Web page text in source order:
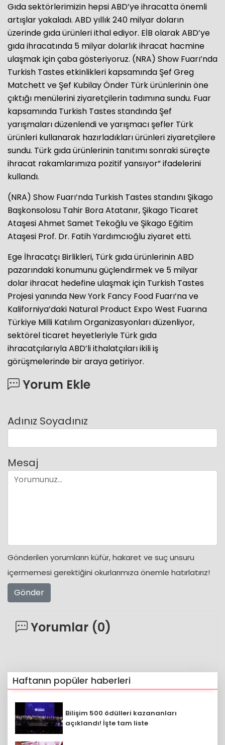
Gıda sektörlerimizin hepsi ABD’ye ihracatta önemli
artışlar yakaladı. ABD yıllık 240 milyar doların
üzerinde gıda ürünleri ithal ediyor. EİB olarak ABD’ye
gıda ihracatında 5 milyar dolarlık ihracat hacmine
ulaşmak için çaba gösteriyoruz. (NRA) Show Fuarı’nda
Turkish Tastes etkinlikleri kapsamında Şef Greg
Matchett ve Şef Kubilay Önder Türk ürünlerinin öne
çıktığı menülerini ziyaretçilerin tadımına sundu. Fuar
kapsamında Turkish Tastes standında Şef
yarışmaları düzenlendi ve yarışmacı şefler Türk
ürünleri kullanarak hazırladıkları ürünleri ziyaretçilere
sundu. Türk gıda ürünlerinin tanıtımı sonraki süreçte
ihracat rakamlarımıza pozitif yansıyor” ifadelerini
kullandı.
(NRA) Show Fuarı’nda Turkish Tastes standını Şikago
Başkonsolosu Tahir Bora Atatanır, Şikago Ticaret
Ataşesi Ahmet Samet Tekoğlu ve Şikago Eğitim
Ataşesi Prof. Dr. Fatih Yardımcıoğlu ziyaret etti.
Ege İhracatçı Birlikleri, Türk gıda ürünlerinin ABD
pazarındaki konumunu güçlendirmek ve 5 milyar
dolar ihracat hedefine ulaşmak için Turkish Tastes
Projesi yanında New York Fancy Food Fuarı’na ve
Kaliforniya’daki Natural Product Expo West Fuarına
Türkiye Milli Katılım Organizasyonları düzenliyor,
sektörel ticaret heyetleriyle Türk gıda
ihracatçılarıyla ABD’li ithalatçıları ikili iş
görüşmelerinde bir araya getiriyor.
Yorum Ekle
Adınız Soyadınız
Mesaj
Gönderilen yorumların küfür, hakaret ve suç unsuru
içermemesi gerektiğini okurlarımıza önemle hatırlatırız!
Gönder
Yorumlar (0)
Haftanın popüler haberleri
Bilişim 500 ödülleri kazananları
açıklandı! İşte tam liste